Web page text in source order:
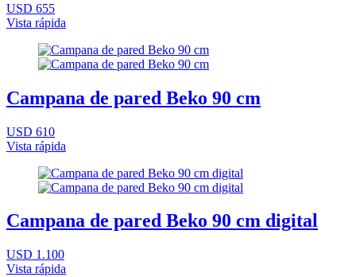
USD 655
Vista rápida
Campana de pared Beko 90 cm
USD 610
Vista rápida
Campana de pared Beko 90 cm digital
USD 1.100
Vista rápida